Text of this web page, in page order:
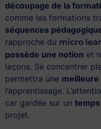
découpage de la
comme les formations
séquences
rapproche du micro
possède une notion et
leçons. Se concentrer
permettra une
l’apprentissage.
car gardée sur un
projet.